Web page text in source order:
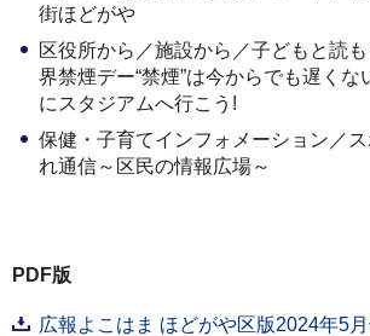
街ほどがや
区役所から／施設から／子どもと読
界禁煙デー“禁煙”は今からでも遅くな
にスタジアムへ行こう!
保健・子育てインフォメーション／
れ通信～区民の情報広場～
PDF版
広報よこはま ほどがや区版2024年5月